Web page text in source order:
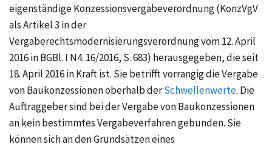
eigenständige Konzessionsvergabeverordnung (KonzVgV
als Artikel 3 in der
Vergaberechtsmodernisierungsverordnung vom 12. April
2016 in BGBl. I N4. 16/2016, S. 683) herausgegeben, die seit
18. April 2016 in Kraft ist. Sie betrifft vorrangig die Vergabe
von Baukonzessionen oberhalb derSchwellenwerte. Die
Auftraggeber sind bei der Vergabe von Baukonzessionen
an kein bestimmtes Vergabeverfahren gebunden. Sie
können sich an den Grundsätzen eines